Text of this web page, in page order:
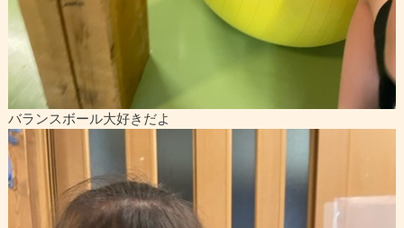
バランスボール大好きだよ